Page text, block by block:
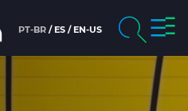
PT-BR ES EN-US
chevron_right